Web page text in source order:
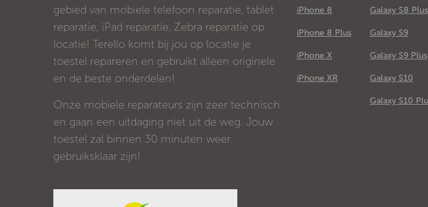
gebied van mobiele telefoon reparatie, tablet
reparatie, iPad reparatie, Zebra reparatie op
locatie! Terello komt bij jou op locatie je
toestel repareren en gebruikt alleen originele
en de beste onderdelen!
Onze mobiele reparateurs zijn zeer technisch
en gaan een uitdaging niet uit de weg. Jouw
toestel zal binnen 30 minuten weer
gebruiksklaar zijn!
iPhone 8
iPhone 8 Plus
iPhone X
iPhone XR
Galaxy S8 Plus
Galaxy S9
Galaxy S9 Plus
Galaxy S10
Galaxy S10